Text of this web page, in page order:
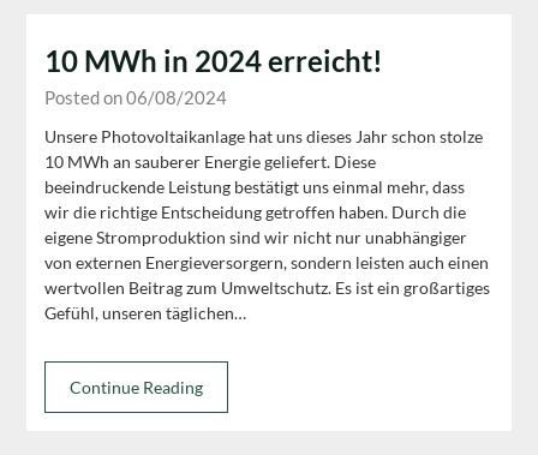
10 MWh in 2024 erreicht!
Posted on 06/08/2024
Unsere Photovoltaikanlage hat uns dieses Jahr schon stolze
10 MWh an sauberer Energie geliefert. Diese
beeindruckende Leistung bestätigt uns einmal mehr, dass
wir die richtige Entscheidung getroffen haben. Durch die
eigene Stromproduktion sind wir nicht nur unabhängiger
von externen Energieversorgern, sondern leisten auch einen
wertvollen Beitrag zum Umweltschutz. Es ist ein großartiges
Gefühl, unseren täglichen…
Continue Reading